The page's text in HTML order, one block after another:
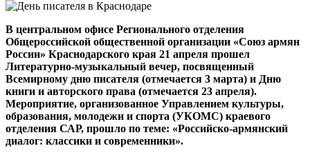
В центральном офисе Регионального отделения
Общероссийской общественной организации «Союз армян
России» Краснодарского края 21 апреля прошел
Литературно-музыкальный вечер, посвященный
Всемирному дню писателя (отмечается 3 марта) и Дню
книги и авторского права (отмечается 23 апреля).
Мероприятие, организованное Управлением культуры,
образования, молодежи и спорта (УКОМС) краевого
отделения САР, прошло по теме: «Российско-армянский
диалог: классики и современники».